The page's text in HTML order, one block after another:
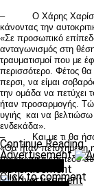
– Ο Χάρης Χαρίσης
κάνοντας την
«Σε προσωπικό
ανταγωνισμός στη
τραυματισμοί που με
περισσότερο. Φέτος
περσι, να είμαι
την ομάδα να πετύχει
ήταν προσαρμογής.
υγιής και να
ενδεκάδα».
– Και με τι θα ήσουν
«Θα ήταν πετυχημένη
προσωπικό επίπεδο
Advertisement
Continue Reading
Advertisement
Click to comment